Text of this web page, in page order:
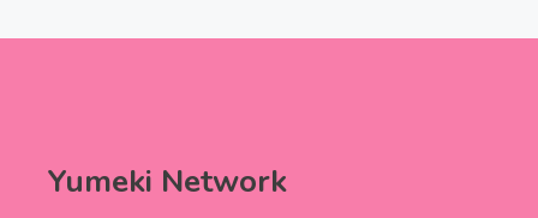
Yumeki Network